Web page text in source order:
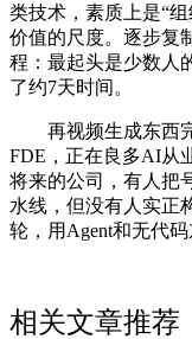
类技术，素质上是“
价值的尺度。逐步复
程：最起头是少数人
了约7天时间。
再视频生成东西完
FDE，正在良多AI从
将来的公司，有人把
水线，但没有人实正
轮，用Agent和无代
相关文章推荐